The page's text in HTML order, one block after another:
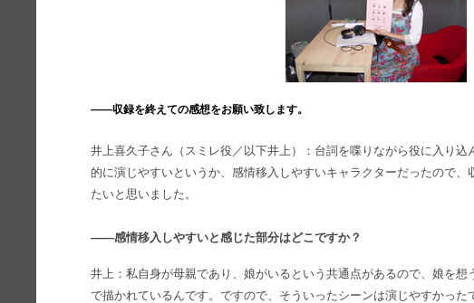
――収録を終えての感想をお願い致します。
井上喜久子さん（スミレ役／以下井上）：台詞を喋りながら役に入り込
的に演じやすいというか、感情移入しやすいキャラクターだったので
たいと思いました。
――感情移入しやすいと感じた部分はどこですか？
井上：私自身が母親であり、娘がいるという共通点があるので、娘を想
で描かれているんです。ですので、そういったシーンは演じやすかった